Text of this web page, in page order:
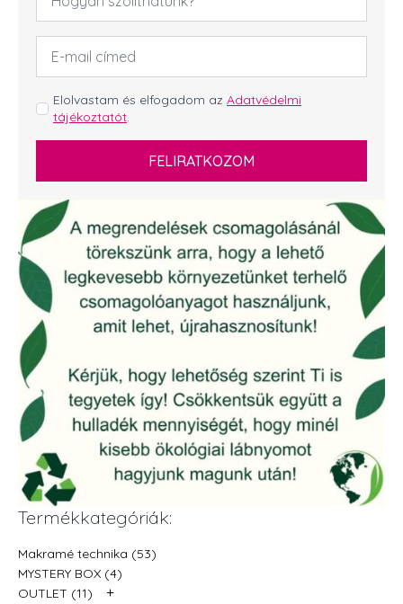
Email
cím
GDPR
*
Elolvastam és elfogadom az Adatvédelmi
tájékoztatót.
FELIRATKOZOM
Termékkategóriák:
Makramé technika (53)
MYSTERY BOX (4)
OUTLET (11)
+